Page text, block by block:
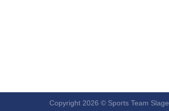
Copyright 2026 © Sports Team